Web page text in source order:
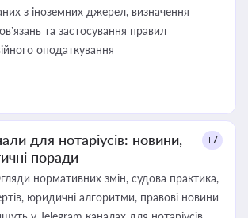
з іноземних джерел, визначення
та застосування правил
оподаткування
для нотаріусів: новини,
поради
+7
нормативних змін, судова практика,
юридичні алгоритми, правові новини